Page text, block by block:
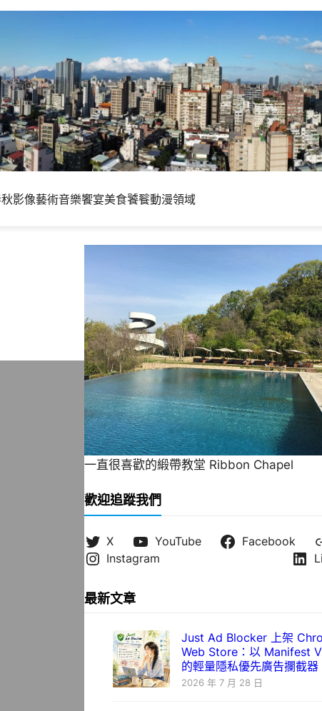
影像藝術音樂饗宴美食饕餮動漫領域
一直很喜歡的緞帶教堂 Ribbon Chapel
歡迎追蹤我們
X YouTube Facebook
Instagram
最新文章
Just Ad Blocker 上架
Web Store：以 Manifest
的輕量隱私優先廣告攔截器
2026 年 7 月 28 日